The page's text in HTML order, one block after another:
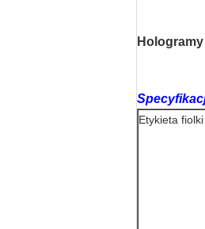
Etykieta fiolki